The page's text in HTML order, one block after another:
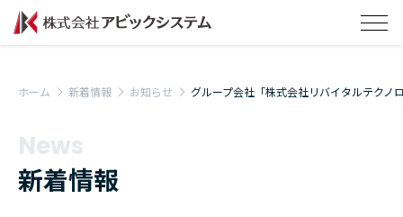
ホーム 新着情報 お知らせ グループ会社「株式会社リバイタルテクノ
News
新着情報